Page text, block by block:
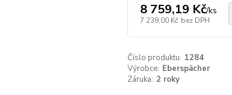
8 759,19 Kč/ks
7 239,00 Kč bez DPH
Číslo produktu: 1284
Výrobce: Eberspächer
Záruka: 2 roky